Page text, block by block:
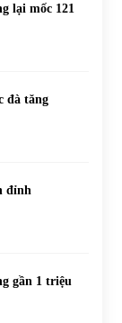
lại mốc 121
đà tăng
đỉnh
gần 1 triệu